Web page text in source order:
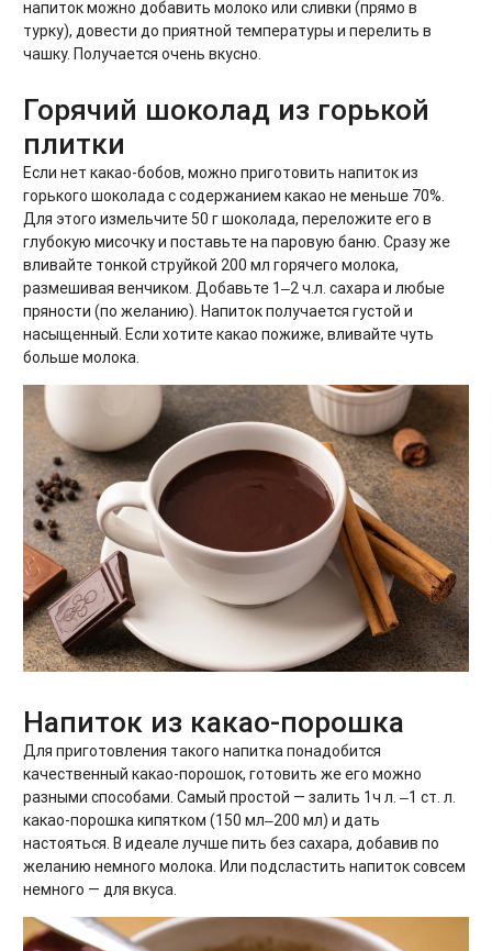
напиток можно добавить молоко или сливки (прямо в
турку), довести до приятной температуры и перелить в
чашку. Получается очень вкусно.
Горячий шоколад из горькой
плитки
Если нет какао-бобов, можно приготовить напиток из
горького шоколада с содержанием какао не меньше 70%.
Для этого измельчите 50 г шоколада, переложите его в
глубокую мисочку и поставьте на паровую баню. Сразу же
вливайте тонкой струйкой 200 мл горячего молока,
размешивая венчиком. Добавьте 1‒2 ч.л. сахара и любые
пряности (по желанию). Напиток получается густой и
насыщенный. Если хотите какао пожиже, вливайте чуть
больше молока.
Напиток из какао-порошка
Для приготовления такого напитка понадобится
качественный какао-порошок, готовить же его можно
разными способами. Самый простой — залить 1ч л. ‒1 ст. л.
какао-порошка кипятком (150 мл‒200 мл) и дать
настояться. В идеале лучше пить без сахара, добавив по
желанию немного молока. Или подсластить напиток совсем
немного — для вкуса.